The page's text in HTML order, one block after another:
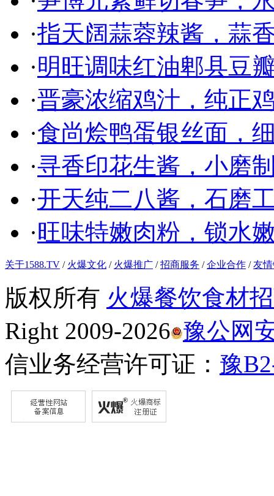
·指天阔蒜蓉辣酱，蒜
·明旺调味红油郫县豆
·晋豪浓缩鸡汁，纯正
·食尚烩鸭蛋银丝面，
·寻香印花生酱，小磨
·开天纯二八酱，石磨
·旺味特嫩肉粉，锁水
关于1588.TV / 火爆文化 / 火爆推广 /招商服务 /企业合作 /友
版权所有 火爆餐饮食材
Right 2009-2026 豫公网
信业务经营许可证： 豫